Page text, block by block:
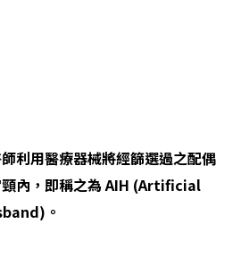
利用醫療器械將經篩選過之配偶
頸內，即稱之為 AIH (Artificial
。